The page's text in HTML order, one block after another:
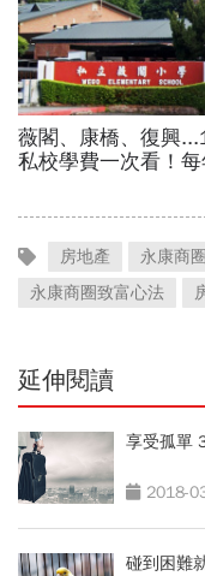
房地產 永康商
永康商圈致富心法
延伸閱讀
享受孤單
2018-
碰到困難